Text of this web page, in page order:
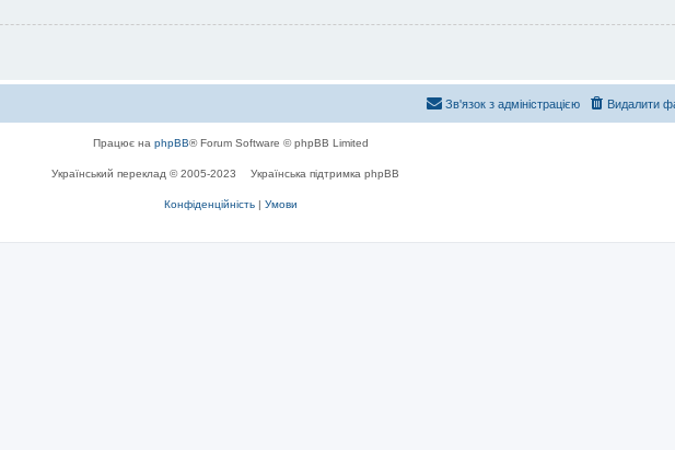
Видалити
Зв'язок з адміністрацією
Працює на phpBB® Forum Software © phpBB Limited
Український переклад © 2005-2023 Українська підтримка phpBB
Конфіденційність | Умови